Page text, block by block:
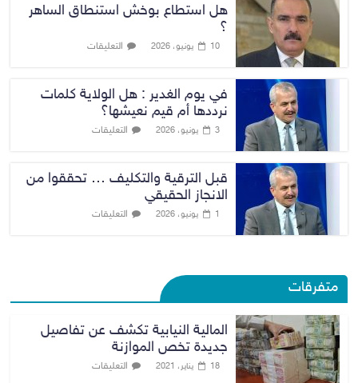
هل استطاع بوخش استنطاق الساهر
؟
10 يونيو، 2026 التعليقات
في يوم الغدير : هل الولاية كلمات
نرددها أم قيم نعيشها؟
3 يونيو، 2026 التعليقات
قبل الترقية والتكليف … تحققوا من
الانجاز الحقيقي
1 يونيو، 2026 التعليقات
متفرقات
المالية النيابية تكشف عن تفاصيل
جديدة تخص الموازنة
18 يناير، 2021 التعليقات